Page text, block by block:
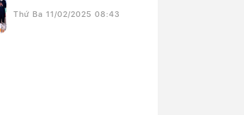
Thứ Ba 11/02/2025 08:43